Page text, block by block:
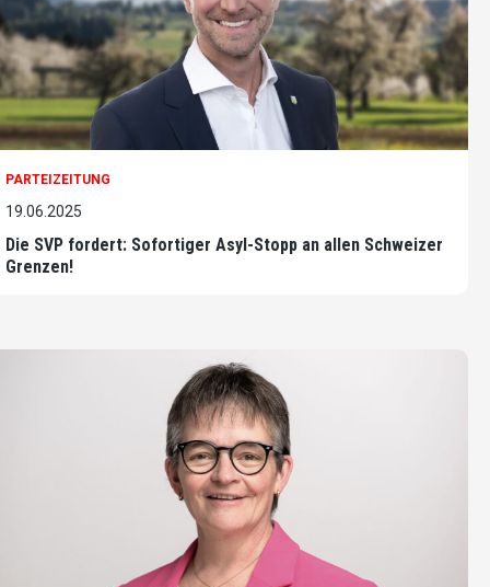
PARTEIZEITUNG
19.06.2025
Die SVP fordert: Sofortiger Asyl-Stopp an allen Schweizer
Grenzen!